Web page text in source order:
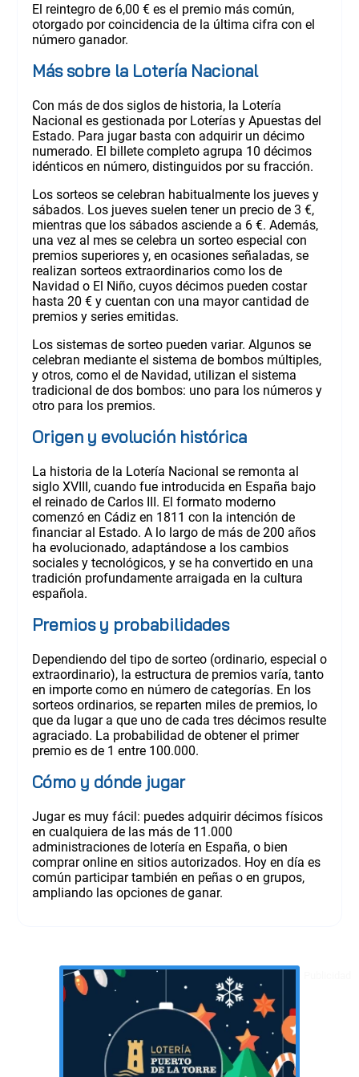
El reintegro de 6,00 € es el premio más común,
otorgado por coincidencia de la última cifra con el
número ganador.
Más sobre la Lotería Nacional
Con más de dos siglos de historia, la Lotería
Nacional es gestionada por Loterías y Apuestas del
Estado. Para jugar basta con adquirir un décimo
numerado. El billete completo agrupa 10 décimos
idénticos en número, distinguidos por su fracción.
Los sorteos se celebran habitualmente los jueves y
sábados. Los jueves suelen tener un precio de 3 €,
mientras que los sábados asciende a 6 €. Además,
una vez al mes se celebra un sorteo especial con
premios superiores y, en ocasiones señaladas, se
realizan sorteos extraordinarios como los de
Navidad o El Niño, cuyos décimos pueden costar
hasta 20 € y cuentan con una mayor cantidad de
premios y series emitidas.
Los sistemas de sorteo pueden variar. Algunos se
celebran mediante el sistema de bombos múltiples,
y otros, como el de Navidad, utilizan el sistema
tradicional de dos bombos: uno para los números y
otro para los premios.
Origen y evolución histórica
La historia de la Lotería Nacional se remonta al
siglo XVIII, cuando fue introducida en España bajo
el reinado de Carlos III. El formato moderno
comenzó en Cádiz en 1811 con la intención de
financiar al Estado. A lo largo de más de 200 años
ha evolucionado, adaptándose a los cambios
sociales y tecnológicos, y se ha convertido en una
tradición profundamente arraigada en la cultura
española.
Premios y probabilidades
Dependiendo del tipo de sorteo (ordinario, especial o
extraordinario), la estructura de premios varía, tanto
en importe como en número de categorías. En los
sorteos ordinarios, se reparten miles de premios, lo
que da lugar a que uno de cada tres décimos resulte
agraciado. La probabilidad de obtener el primer
premio es de 1 entre 100.000.
Cómo y dónde jugar
Jugar es muy fácil: puedes adquirir décimos físicos
en cualquiera de las más de 11.000
administraciones de lotería en España, o bien
comprar online en sitios autorizados. Hoy en día es
común participar también en peñas o en grupos,
ampliando las opciones de ganar.